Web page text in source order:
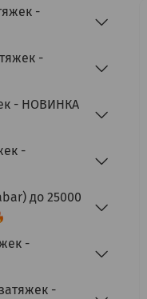
-
-
- НОВИНКА
-
до 25000
-
-